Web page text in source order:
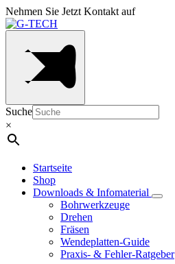
Nehmen Sie Jetzt Kontakt auf
Suche
×
Startseite
Shop
Downloads & Infomaterial
Bohrwerkzeuge
Drehen
Fräsen
Wendeplatten-Guide
Praxis- & Fehler-Ratgeber